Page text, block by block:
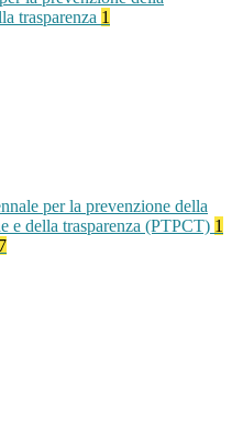
trasparenza 1
per la prevenzione della
e della trasparenza (PTPCT) 1